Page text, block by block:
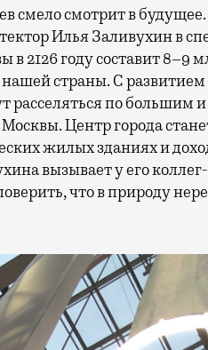
смело смотрит в
Илья Заливухин в
в 2126 году составит 8–9
нашей страны. С
расселяться по большим
Центр города
жилых зданиях и
вызывает у его
что в природу